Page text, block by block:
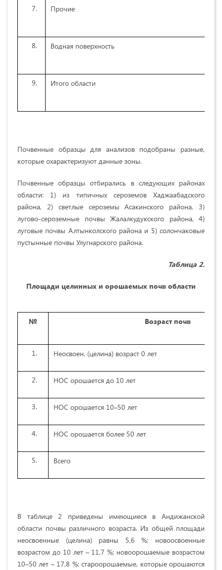
Прочие
Водная поверхность
Итого области
Почвенные образцы для анализов подобраны разные,
которые охарактеризуют данные зоны.
Почвенные образцы отбирались в следующих районах
области: 1) из типичных сероземов Хаджаабадского
района, 2) светлые сероземы Асакинского района, 3)
лугово-сероземные почвы Жалалкудукского района, 4)
луговые почвы Алтынколского района и 5) солончаковые
пустынные почвы Улугнарского района.
Таблица 2.
Площади целинных и орошаемых почв области
№ Возраст почв
Неосвоен. (целина) возраст 0 лет
НОС орошается до 10 лет
НОС орошается 10–50 лет
НОС орошается более 50 лет
Всего
В таблице 2 приведены имеющиеся в Андижанской
области почвы различного возраста. Из общей площади
неосвоенные (целина) равны 5,6 %; новоосвоенные
возрастом до 10 лет – 11,7 %; новоорошаемые возрастом
10–50 лет – 17,8 %; староорошаемые, которые орошаются